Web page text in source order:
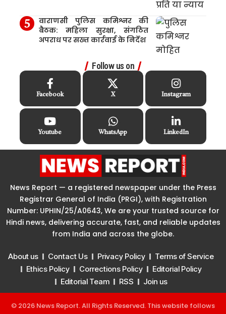
वाराणसी पुलिस कमिश्नर की
बैठक: महिला सुरक्षा, संगठित
अपराध पर सख्त कार्रवाई के निर्देश
Follow us on
Facebook X Instagram
Youtube WhatsApp LinkedIn
News Report — a registered newspaper under the Press
Registrar General of India (PRGI), with Registration
Number: UPHIN/25/A0643, We are your trusted source for
Hindi news, delivering accurate, fast, and reliable updates
from India and across the globe.
About us Contact Us Privacy Policy
Terms of Service
Ethics Policy
Corrections Policy
Editorial Policy
Editorial Team
RSS Join us
© 2026 News Report. All Rights Reserved. This website follows